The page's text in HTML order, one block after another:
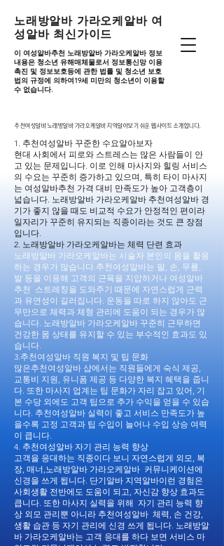
노래방알바 가라오케알바 여
성알바 최신가이드
이 여성알바추천 노래방알바 가라오케알바 정보
내용은 청소년 유해매체물로서 정보통신망 이용
촉진 및 정보보호등에 관한 법률 및 청소년 보호
법의 규정에 의하여19세 미만의 청소년이 이용할
수 없습니다.
추천여성알바 노래방알바 가라오케알바 지역알아보기 쉬운 웹사이트 소개합니다.
추천여성알바 노래방알바 가라오케알바 지역알아보기 쉬운 웹사이트 소개합니다.
1. 추천여성알바 꾸준한 수요알아보자
현대 사회에서 피로와 스트레스는 많은 사람들이 안
고 있는 문제입니다. 이로 인해 마사지와 힐링 서비스
의 수요는 꾸준히 증가하고 있으며, 특히 타이 마사지
는 여성알바추천 가격 대비 만족도가 높아 고객층이
넓습니다. 노래방알바 가라오케알바 추천여성알바 경
기가 좋지 않을 때도 비교적 수요가 안정적인 편이라
일자리가 꾸준히 유지되는 직종이라는 것도 큰 장점
입니다.
2. 노래방알바 가라오케알바는 체력 단련 효과
노래방알바 가라오케알바는 시술자 본인의 몸을 활용
하는 경우가 많습니다.추천여성알바는 팔, 손, 무릎,
발 등을 이용해 고객의 근육을 지압하거나 여성알바
추천 스트레칭을 도와주기 때문에 자연스럽게 근력
과 유연성이 길러집니다. 운동을 따로 하지 않아도 근
무만으로 체력과 체형 관리에 도움이 되는 경우가 많
습니다. 노래방알바 가라오케알바 꾸준히 근무하면
건강한 몸 상태를 유지할 수 있는 부수적인 효과도 있
습니다.
3.추천여성알바 직원 복지 및 팁 문화
많은추천여성알바 샵에서는 직원들에게 숙식 제공,
교통비 지원, 유니폼 제공 등 다양한 복지 혜택을 줍니
다. 또한 마사지 업계는 팁 문화가 자리 잡고 있어, 기
본 수당 외에도 고객 팁으로 추가 수익을 얻을 수 있습
니다. 추천여성알바 실력이 좋고 서비스 만족도가 높
을수록 고정 고객과 팁 수입이 늘어나 수입 상승 여력
이 큽니다.
4. 추천여성알바 자기 관리 능력 향상
고객을 응대하는 직종이다 보니 자연스럽게 외모, 복
장, 매너,노래방알바 가라오케알바 커뮤니케이션에
신경을 쓰게 됩니다. 단기알바 지역알바이런 경험은
사회생활 전반에도 도움이 되고, 자신감 향상 효과도
큽니다. 또한 마사지 실력을 위해 자기 관리 능력 향
상 외모 관리뿐 아니라 추천여성알바 체력, 손 건강,
생활 습관 등 자기 관리에 신경 쓰게 됩니다. 노래방알
바 가라오케알바는 고객 응대를 하다 보면 서비스 마